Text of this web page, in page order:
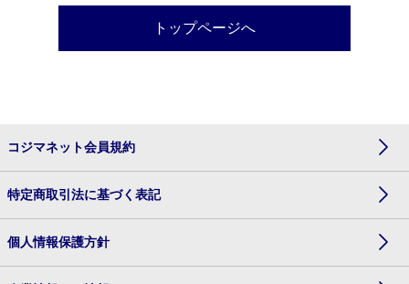
トップページへ
コジマネット会員規約
特定商取引法に基づく表記
個人情報保護方針